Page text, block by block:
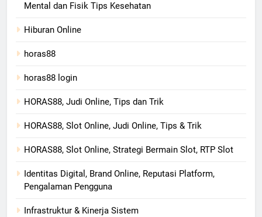
Mental dan Fisik Tips Kesehatan
Hiburan Online
horas88
horas88 login
HORAS88, Judi Online, Tips dan Trik
HORAS88, Slot Online, Judi Online, Tips & Trik
HORAS88, Slot Online, Strategi Bermain Slot, RTP Slot
Identitas Digital, Brand Online, Reputasi Platform,
Pengalaman Pengguna
Infrastruktur & Kinerja Sistem